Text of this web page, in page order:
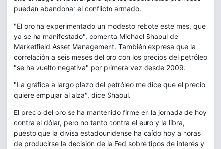
puedan abandonar el conflicto armado.
"El oro ha experimentado un modesto rebote este mes, que
ya se ha manifestado", comenta Michael Shaoul de
Marketfield Asset Management. También expresa que la
correlación a seis meses del oro con los precios del petróleo
"se ha vuelto negativa" por primera vez desde 2009.
"La gráfica a largo plazo del petróleo me dice que el precio
quiere empujar al alza", dice Shaoul.
El precio del oro se ha mantenido firme en la jornada de hoy
contra el dólar, pero no tanto contra el euro y la libra,
puesto que la divisa estadounidense ha caído hoy a horas
de producirse la decisión de la Fed sobre tipos de interés y